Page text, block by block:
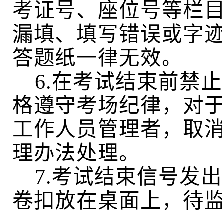
考证号、座位号等栏
漏填、填写错误或字
答题纸一律无效。
6.在考试结束前禁
格遵守考场纪律，对
工作人员管理者，取
理办法处理。
7.考试结束信号发
卷扣放在桌面上，待